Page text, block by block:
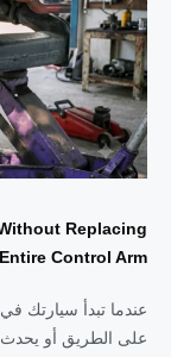
Replacing
Control Arm?
عندما تبدأ سيارتك
على الطريق أو يحدث